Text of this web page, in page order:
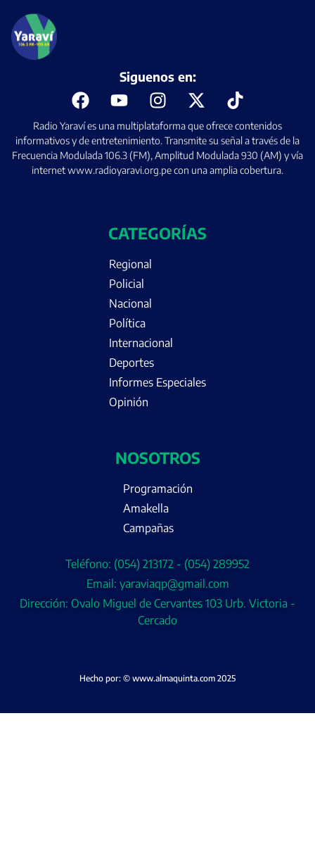
Radio Yaraví es una multiplataforma que ofrece contenidos
informativos y de entretenimiento. Transmite su señal a través de la
Frecuencia Modulada 106.3 (FM), Amplitud Modulada 930 (AM) y vía
internet www.radioyaravi.org.pe con una amplia cobertura.
Siguenos en:
CATEGORÍAS
Regional
Policial
Nacional
Política
Internacional
Deportes
Informes Especiales
Opinión
NOSOTROS
Programación
Amakella
Campañas
Teléfono: (054) 213172 - (054) 289952
Email: yaraviaqp@gmail.com
Dirección: Ovalo Miguel de Cervantes 103 Urb. Victoria -
Cercado
Hecho por: © www.almaquinta.com 2025